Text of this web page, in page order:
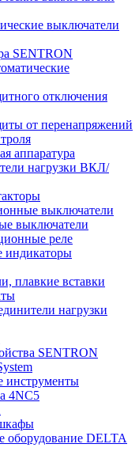
выключатели
SENTRON
отключения
от перенапряжений
аппаратура
нагрузки ВКЛ/
выключатели
выключатели
реле
индикаторы
плавкие вставки
нагрузки
SENTRON
инструменты
4NC5
оборудование DELTA